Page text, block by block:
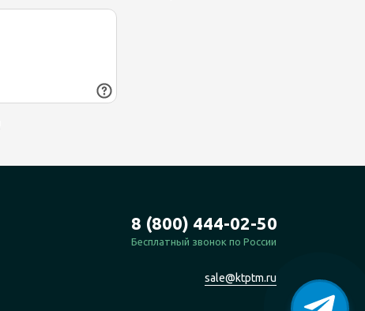
8 (800) 444-02-50
Бесплатный звонок по России
sale@ktptm.ru